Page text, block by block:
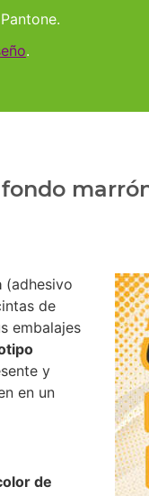
.
(adhesivo
de
embalajes
y
en un
de